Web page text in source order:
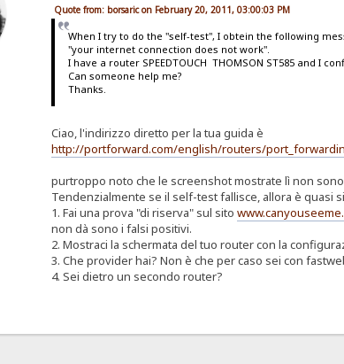
Quote from: borsaric on February 20, 2011, 03:00:03 PM
When I try to do the "self-test", I obtein the following
"your internet connection does not work".
I have a router SPEEDTOUCH THOMSON ST585 and I
Can someone help me?
Thanks.
Ciao, l'indirizzo diretto per la tua guida è
http://portforward.com/english/routers/
purtroppo noto che le screenshot mostrate lì non
Tendenzialmente se il self-test fallisce, allora è quasi
1. Fai una prova "di riserva" sul sito
non dà sono i falsi positivi.
2. Mostraci la schermata del tuo router con la
3. Che provider hai? Non è che per caso sei con
4. Sei dietro un secondo router?